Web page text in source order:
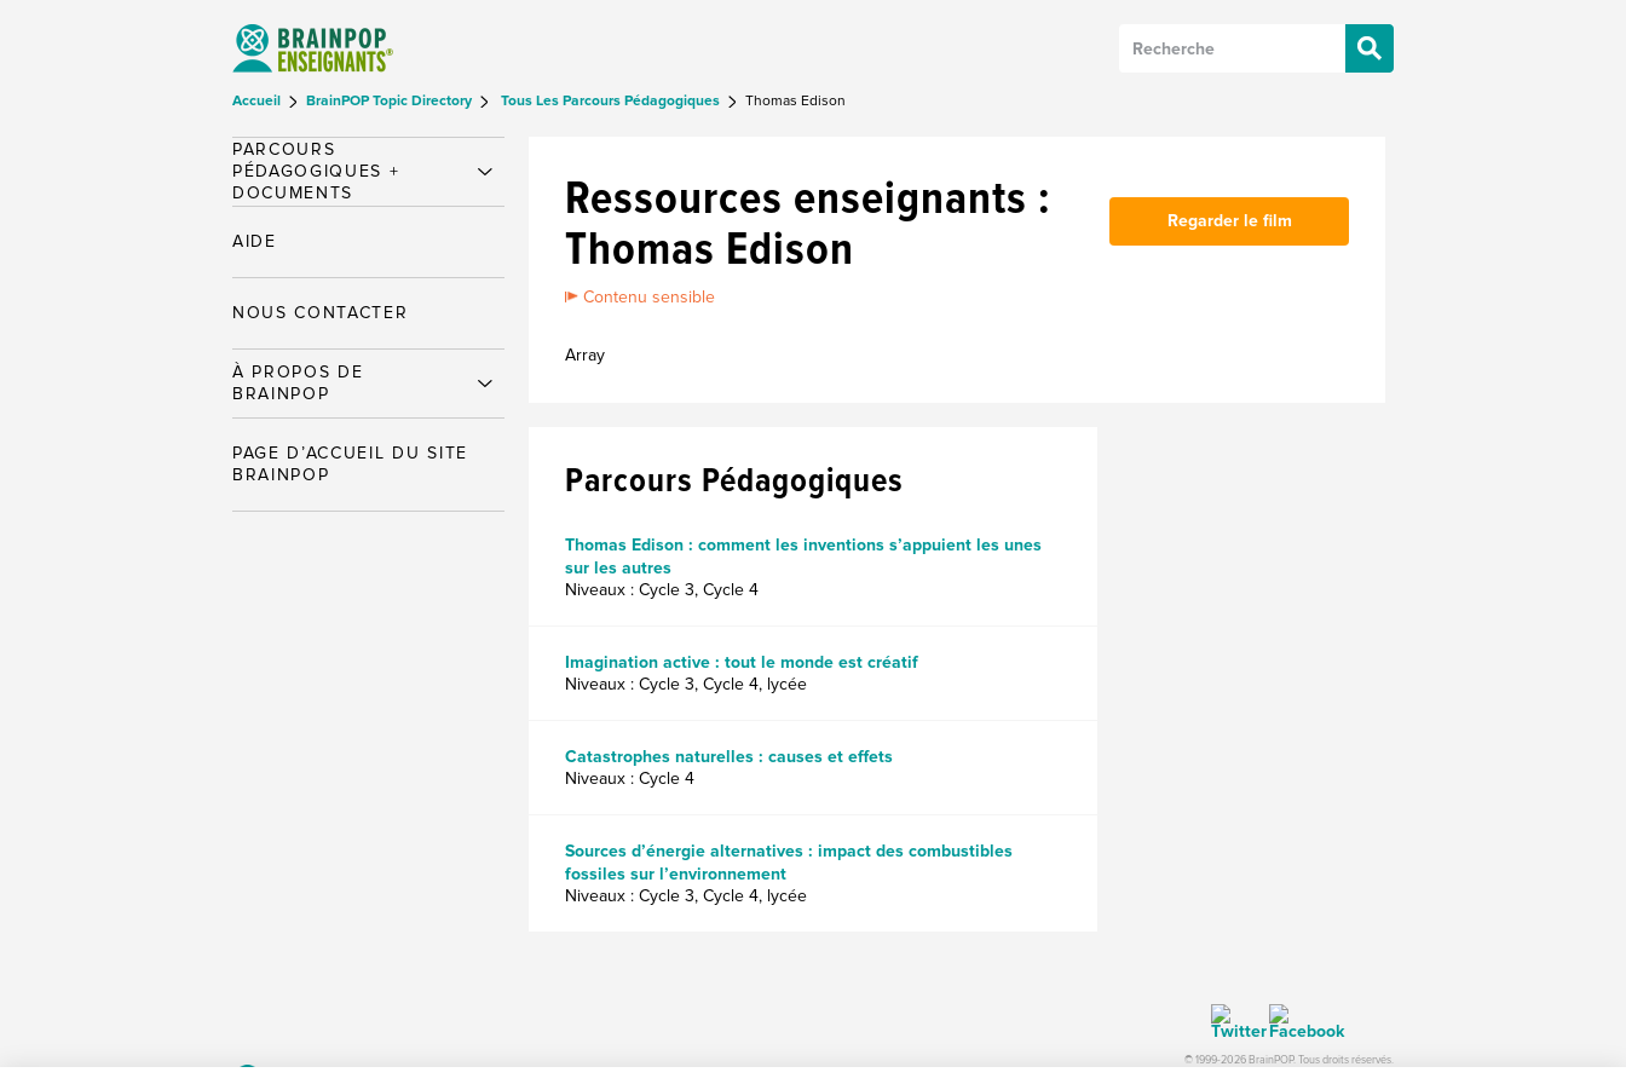
Accueil BrainPOP Topic Directory Tous Les Parcours Pédagogiques Thomas Edison
Ressources enseignants :
Thomas Edison
Contenu sensible
Array
Regarder le film
Parcours Pédagogiques
Thomas Edison : comment les inventions s’appuient les unes
sur les autres
Niveaux : Cycle 3, Cycle 4
Imagination active : tout le monde est créatif
Niveaux : Cycle 3, Cycle 4, lycée
Catastrophes naturelles : causes et effets
Niveaux : Cycle 4
Sources d’énergie alternatives : impact des combustibles
fossiles sur l’environnement
Niveaux : Cycle 3, Cycle 4, lycée
PARCOURS
PÉDAGOGIQUES +
DOCUMENTS
AIDE
NOUS CONTACTER
À PROPOS DE
BRAINPOP
PAGE D’ACCUEIL DU SITE
BRAINPOP
© 1999-2026 BrainPOP. Tous droits réservés.